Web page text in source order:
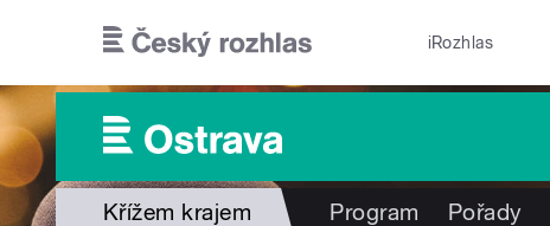
iRozhlas
Křížem krajem Program Pořady